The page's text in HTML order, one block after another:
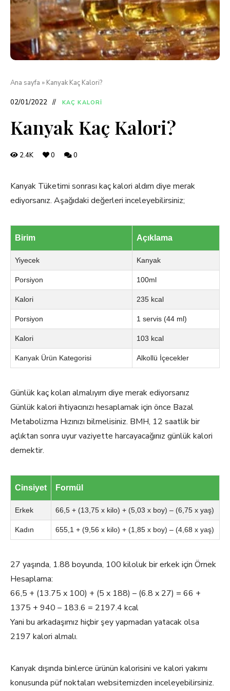
Ana sayfa » Kanyak Kaç Kalori?
02/01/2022 KAÇ KALORI
Kanyak Kaç Kalori?
2.4K 0 0
Kanyak Tüketimi sonrası kaç kalori aldım diye merak
ediyorsanız. Aşağıdaki değerleri inceleyebilirsiniz;
Birim Açıklama
Yiyecek Kanyak
Porsiyon 100ml
Kalori 235 kcal
Porsiyon 1 servis (44 ml)
Kalori 103 kcal
Kanyak Ürün Kategorisi Alkollü İçecekler
Günlük kaç koları almalıyım diye merak ediyorsanız
Günlük kalori ihtiyacınızı hesaplamak için önce Bazal
Metabolizma Hızınızı bilmelisiniz. BMH, 12 saatlik bir
açlıktan sonra uyur vaziyette harcayacağınız günlük kalori
demektir.
Cinsiyet Formül
Erkek 66,5 + (13,75 x kilo) + (5,03 x boy) – (6,75 x yaş)
Kadın 655,1 + (9,56 x kilo) + (1,85 x boy) – (4,68 x yaş)
27 yaşında, 1.88 boyunda, 100 kiloluk bir erkek için Örnek
Hesaplama:
66,5 + (13.75 x 100) + (5 x 188) – (6.8 x 27) = 66 +
1375 + 940 – 183.6 = 2197.4 kcal
Yani bu arkadaşımız hiçbir şey yapmadan yatacak olsa
2197 kalori almalı.
Kanyak dışında binlerce ürünün kalorisini ve kalori yakımı
konusunda püf noktaları websitemizden inceleyebilirsiniz.